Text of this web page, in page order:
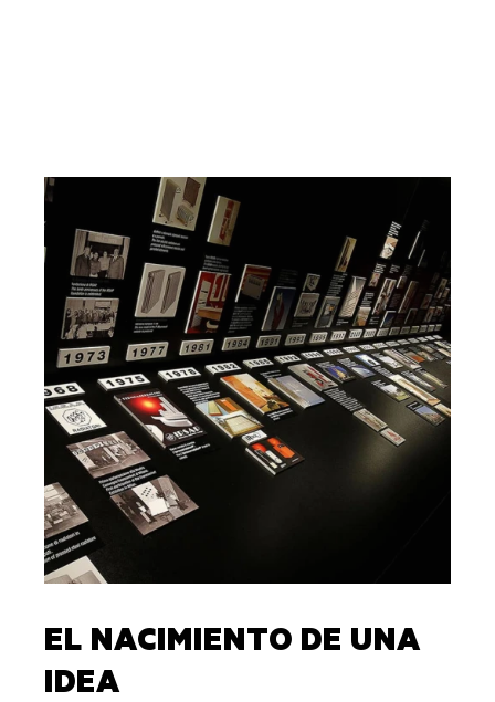
EL NACIMIENTO DE UNA
IDEA